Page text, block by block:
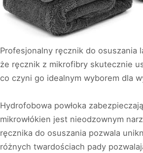
Profesjonalny ręcznik do osuszania
że ręcznik z mikrofibry skutecznie
co czyni go idealnym wyborem dla
Hydrofobowa powłoka
mikrowłókien jest nieodzownym
ręcznika do osuszania pozwala
różnych twardościach pady